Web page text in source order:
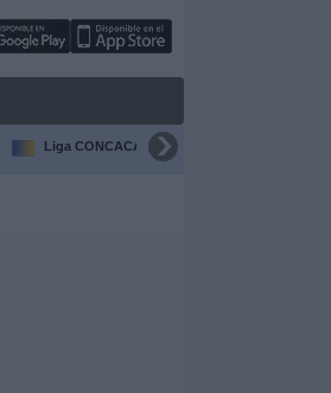
Liga CONCACAF